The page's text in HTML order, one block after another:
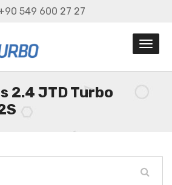
549 600 27 27
2.4 JTD Turbo